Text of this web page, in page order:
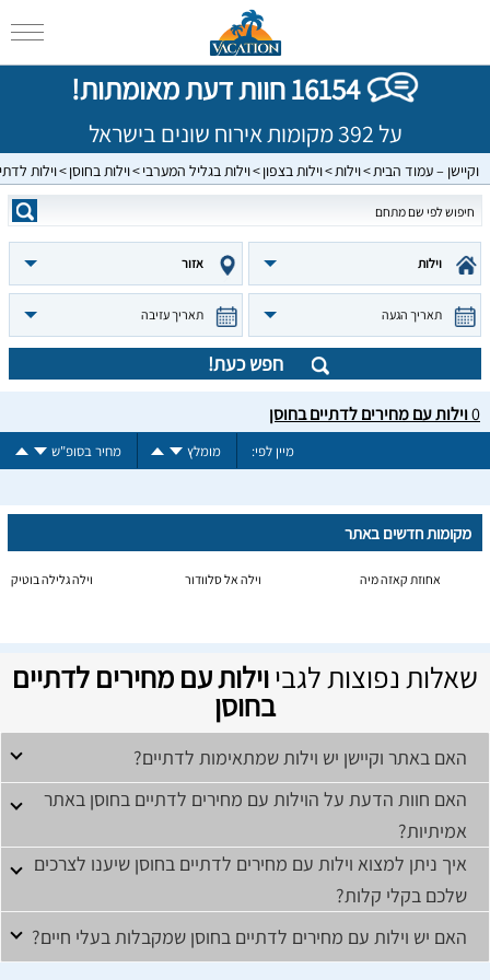
16154 חוות דעת מאומתות!
על 392 מקומות אירוח שונים בישראל
וקיישן – עמוד הבית וילות וילות בצפון וילות בגליל המערבי וילות בחוסן וילות
וילות אזור
תאריך הגעה תאריך עזיבה
חפש כעת!
0וילות עם מחירים לדתיים בחוסן
מיין לפי: מומלץ מחיר בסופ"ש
מקומות חדשים באתר
אחוזת קאזה מיה וילה אל סלוודור וילה גלילה בוטיק
שאלות נפוצות לגביוילות עם מחירים לדתיים
בחוסן
האם באתר וקיישן יש וילות שמתאימות לדתיים?
האם חוות הדעת על הוילות עם מחירים לדתיים בחוסן באתר
אמיתיות?
איך ניתן למצוא וילות עם מחירים לדתיים בחוסן שיענו לצרכים
שלכם בקלי קלות?
האם יש וילות עם מחירים לדתיים בחוסן שמקבלות בעלי חיים?